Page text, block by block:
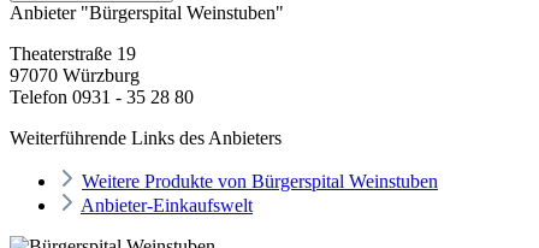
Anbieter "Bürgerspital Weinstuben"
Theaterstraße 19
97070 Würzburg
Telefon 0931 - 35 28 80
Weiterführende Links des Anbieters
Weitere Produkte von Bürgerspital Weinstuben
Anbieter-Einkaufswelt